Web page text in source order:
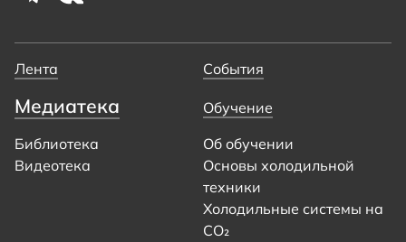
Лента События
Медиатека
Библиотека
Видеотека
Обучение
Об обучении
Основы холодильной
техники
Холодильные системы на
CO₂